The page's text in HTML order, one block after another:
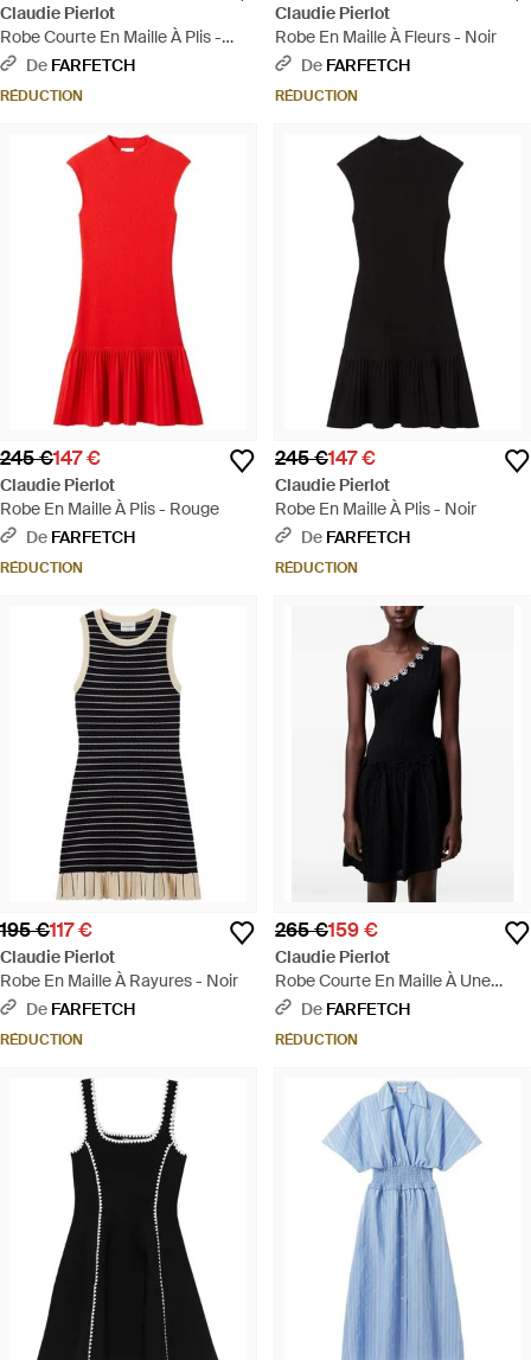
Claudie Pierlot
Robe Courte En Maille À Plis -
NoirDe FARFETCH
RÉDUCTION
Claudie Pierlot
Robe En Maille À Fleurs - Noir
De FARFETCH
RÉDUCTION
245 €147 €
Claudie Pierlot
Robe En Maille À Plis - Rouge
De FARFETCH
RÉDUCTION
245 €147 €
Claudie Pierlot
Robe En Maille À Plis - Noir
De FARFETCH
RÉDUCTION
195 €117 €
Claudie Pierlot
Robe En Maille À Rayures - Noir
De FARFETCH
RÉDUCTION
265 €159 €
Claudie Pierlot
Robe Courte En Maille À Une
Bretelle Et Appliqués Fleurs - Noir
De FARFETCH
RÉDUCTION